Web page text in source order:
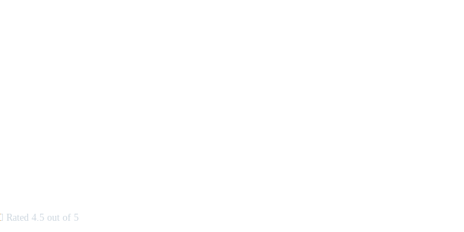
 Rated 4.5 out of 5